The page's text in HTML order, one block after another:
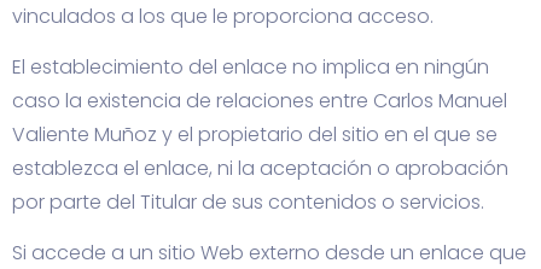
vinculados a los que le proporciona acceso.
El establecimiento del enlace no implica en ningún
caso la existencia de relaciones entre Carlos Manuel
Valiente Muñoz y el propietario del sitio en el que se
establezca el enlace, ni la aceptación o aprobación
por parte del Titular de sus contenidos o servicios.
Si accede a un sitio Web externo desde un enlace que